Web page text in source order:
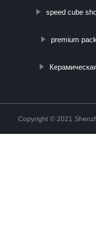
speed cube
premium
Copyright © 2021